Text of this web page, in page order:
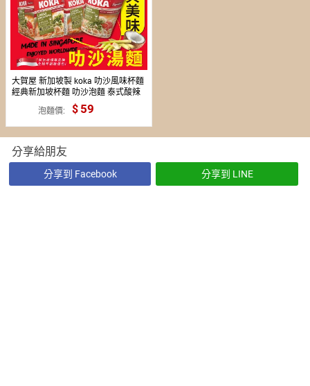
大賀屋 新加坡製 koka 叻沙風味杯麵
經典新加坡杯麵 叻沙泡麵 泰式酸辣
非油炸泡麵 杯麵 泰式酸辣湯麵
T00130530
泡麵價 59
分享給朋友
分享到 Facebook 分享到 LINE